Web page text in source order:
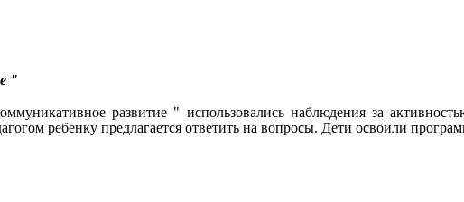
"
развитие " использовались наблюдения за
ребенку предлагается ответить на вопросы. Дети освоили